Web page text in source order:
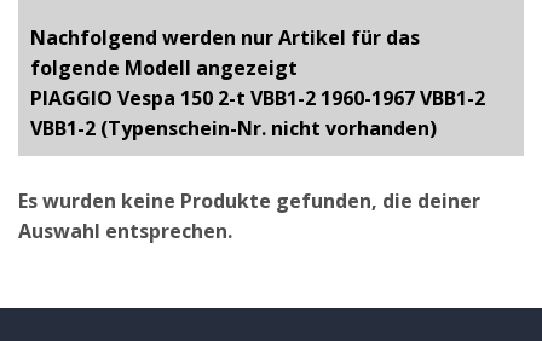
Nachfolgend werden nur Artikel für das
folgende Modell angezeigt
PIAGGIO Vespa 150 2-t VBB1-2 1960-1967 VBB1-2
VBB1-2 (Typenschein-Nr. nicht vorhanden)
Es wurden keine Produkte gefunden, die deiner
Auswahl entsprechen.